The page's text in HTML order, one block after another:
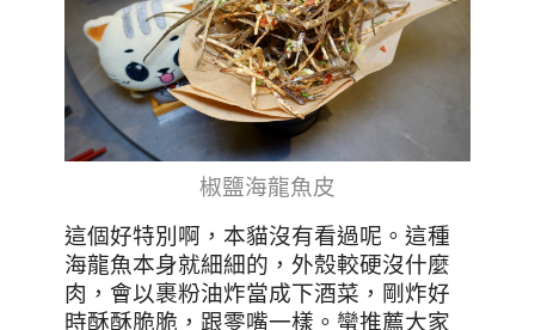
椒鹽海龍魚皮
這個好特別啊，本貓沒有看過呢。這種
海龍魚本身就細細的，外殼較硬沒什麼
肉，會以裹粉油炸當成下酒菜，剛炸好
時酥酥脆脆，跟零嘴一樣。蠻推薦大家